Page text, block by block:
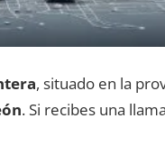
, situado en la
. Si recibes una